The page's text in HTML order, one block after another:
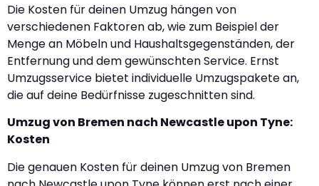
Die Kosten für deinen Umzug hängen von
verschiedenen Faktoren ab, wie zum Beispiel der
Menge an Möbeln und Haushaltsgegenständen, der
Entfernung und dem gewünschten Service. Ernst
Umzugsservice bietet individuelle Umzugspakete an,
die auf deine Bedürfnisse zugeschnitten sind.
Umzug von Bremen nach Newcastle upon Tyne:
Kosten
Die genauen Kosten für deinen Umzug von Bremen